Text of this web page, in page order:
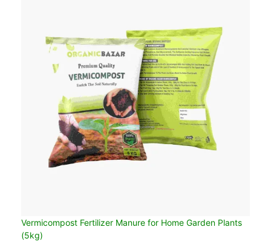
Vermicompost Fertilizer Manure for Home Garden Plants
(5kg)